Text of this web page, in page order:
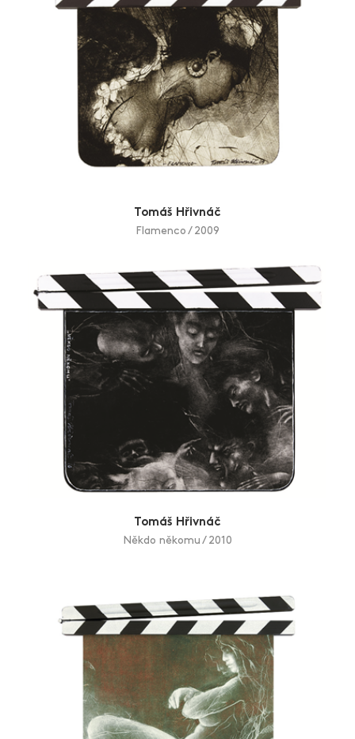
Tomáš Hřivnáč
Flamenco / 2009
Tomáš Hřivnáč
Někdo někomu / 2010